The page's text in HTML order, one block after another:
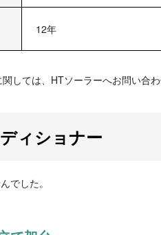
12年
しては、HTソーラーへお問い合わ
ィショナー
でした。